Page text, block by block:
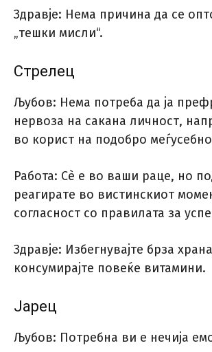
Здравје: Нема причина да се
„тешки мисли“.
Стрелец
Љубов: Нема потреба да ја
нервоза на сакана личност,
во корист на подобро
Работа: Сè е во ваши раце, но
реагирате во вистинскиот
согласност со правилата за
Здравје: Избегнувајте брза
консумирајте повеќе витамини.
Јарец
Љубов: Потребна ви е нечија